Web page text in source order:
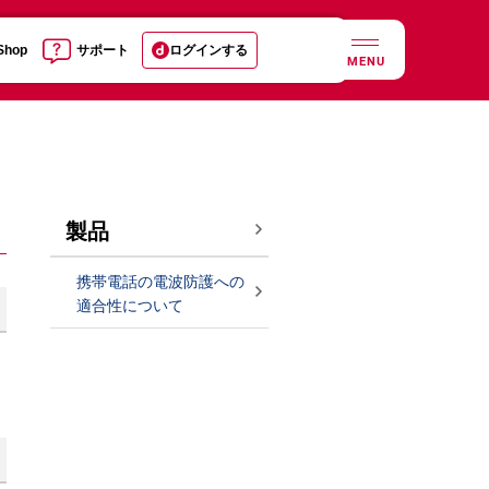
サポート ログインする
MENU
製品
携帯電話の電波防護への
適合性について